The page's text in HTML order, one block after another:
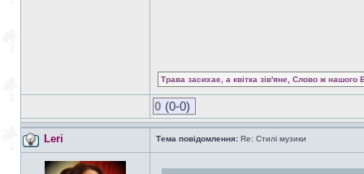
Трава засихає, а квітка зів'яне, Слово ж нашого
0 (0-0)
Leri Тема повідомлення: Re: Стилі музики